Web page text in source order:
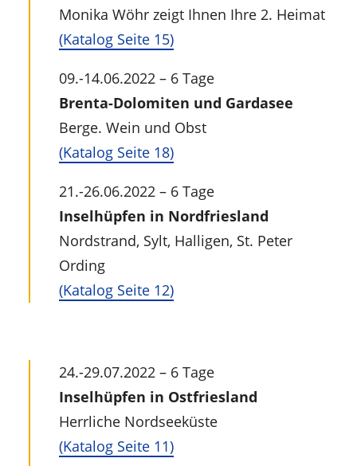
Monika Wöhr zeigt Ihnen Ihre 2. Heimat
(Katalog Seite 15)
09.-14.06.2022 – 6 Tage
Brenta-Dolomiten und Gardasee
Berge. Wein und Obst
(Katalog Seite 18)
21.-26.06.2022 – 6 Tage
Inselhüpfen in Nordfriesland
Nordstrand, Sylt, Halligen, St. Peter
Ording
(Katalog Seite 12)
24.-29.07.2022 – 6 Tage
Inselhüpfen in Ostfriesland
Herrliche Nordseeküste
(Katalog Seite 11)